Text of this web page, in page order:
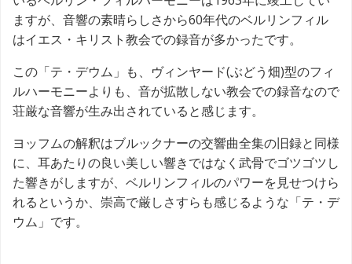
ますが、音響の素晴らしさから60年代のベルリンフィル
はイエス・キリスト教会での録音が多かったです。
この「テ・デウム」も、ヴィンヤード(ぶどう畑)型のフィ
ルハーモニーよりも、音が拡散しない教会での録音なので
荘厳な音響が生み出されていると感じます。
ヨッフムの解釈はブルックナーの交響曲全集の旧録と同様
に、耳あたりの良い美しい響きではなく武骨でゴツゴツし
た響きがしますが、ベルリンフィルのパワーを見せつけら
れるというか、崇高で厳しさすらも感じるような「テ・デ
ウム」です。